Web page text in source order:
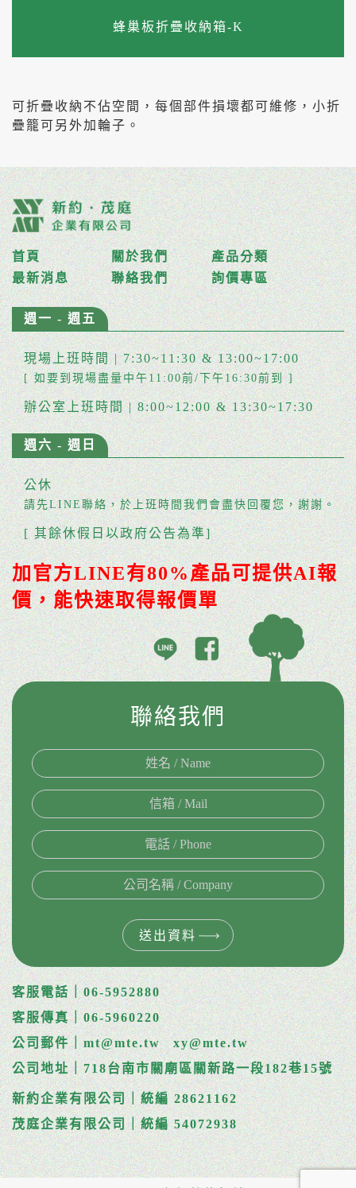
蜂巢板折疊收納箱-K
可折疊收納不佔空間，每個部件損壞都可維修，小折
疊籠可另外加輪子。
首頁 關於我們
產品分類
最新消息
聯絡我們 詢價專區
週一 - 週五
現場上班時間 | 7:30~11:30 & 13:00~17:00
[ 如要到現場盡量中午11:00前/下午16:30前到 ]
辦公室上班時間 | 8:00~12:00 & 13:30~17:30
週六 - 週日
公休
請先LINE聯絡，於上班時間我們會盡快回覆您，謝謝。
[ 其餘休假日以政府公告為準]
加官方LINE有80%產品可提供AI報
價，能快速取得報價單
聯絡我們
送出資料
客服電話｜06-5952880
客服傳真｜06-5960220
公司郵件｜mt@mte.tw xy@mte.tw
公司地址｜718台南市關廟區關新路一段182巷15號
新約企業有限公司｜統編 28621162
茂庭企業有限公司｜統編 54072938